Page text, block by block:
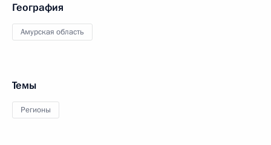
География
Амурская область
Темы
Регионы